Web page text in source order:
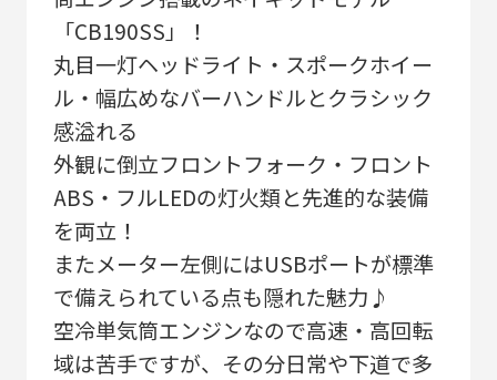
「CB190SS」！
丸目一灯ヘッドライト・スポークホイー
ル・幅広めなバーハンドルとクラシック
感溢れる
外観に倒立フロントフォーク・フロント
ABS・フルLEDの灯火類と先進的な装備
を両立！
またメーター左側にはUSBポートが標準
で備えられている点も隠れた魅力♪
空冷単気筒エンジンなので高速・高回転
域は苦手ですが、その分日常や下道で多